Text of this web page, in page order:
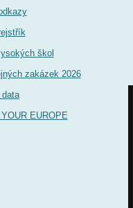
škol
zakázek 2026
EUROPE